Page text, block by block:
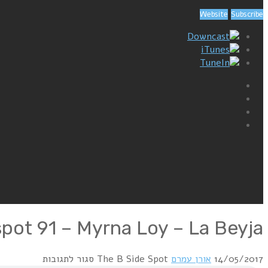
Website Subscribe
Downcast
iTunes
TuneIn
91 – Myrna Loy – La Beyja
14/05/2017 אורן עמרם The B Side Spot סגור לתגובות